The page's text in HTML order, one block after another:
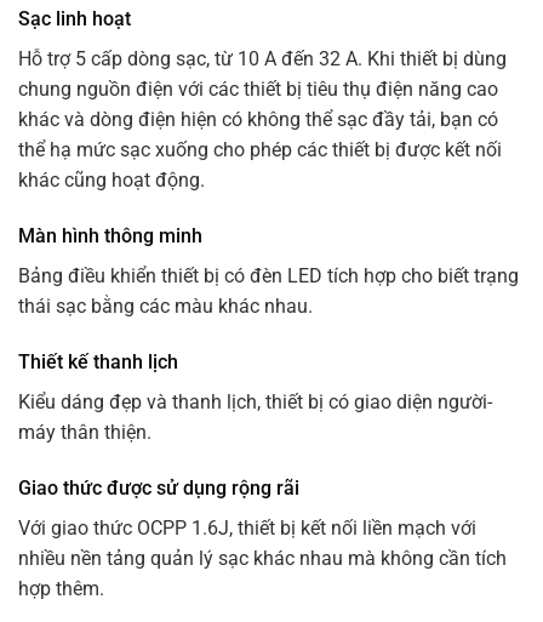
Sạc linh hoạt
Hỗ trợ 5 cấp dòng sạc, từ 10 A đến 32 A. Khi thiết bị dùng
chung nguồn điện với các thiết bị tiêu thụ điện năng cao
khác và dòng điện hiện có không thể sạc đầy tải, bạn có
thể hạ mức sạc xuống cho phép các thiết bị được kết nối
khác cũng hoạt động.
Màn hình thông minh
Bảng điều khiển thiết bị có đèn LED tích hợp cho biết trạng
thái sạc bằng các màu khác nhau.
Thiết kế thanh lịch
Kiểu dáng đẹp và thanh lịch, thiết bị có giao diện người-
máy thân thiện.
Giao thức được sử dụng rộng rãi
Với giao thức OCPP 1.6J, thiết bị kết nối liền mạch với
nhiều nền tảng quản lý sạc khác nhau mà không cần tích
hợp thêm.